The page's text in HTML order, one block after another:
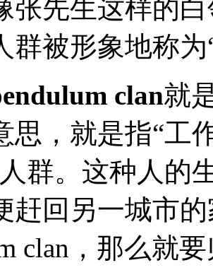
张先生这样的
群被形象地称为
clan就
思，就是指“工
群。这种人的
赶回另一城市
clan，那么就